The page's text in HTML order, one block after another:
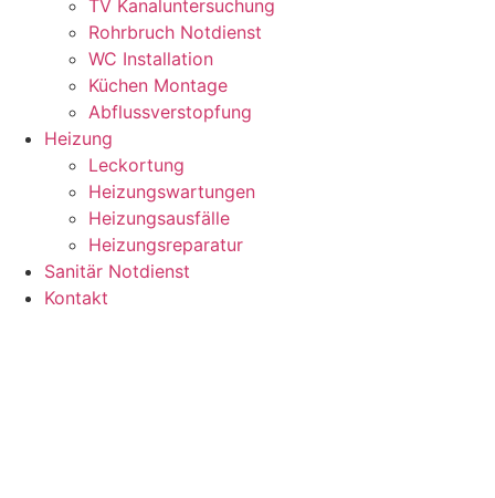
TV Kanaluntersuchung
Rohrbruch Notdienst
WC Installation
Küchen Montage
Abflussverstopfung
Heizung
Leckortung
Heizungswartungen
Heizungsausfälle
Heizungsreparatur
Sanitär Notdienst
Kontakt